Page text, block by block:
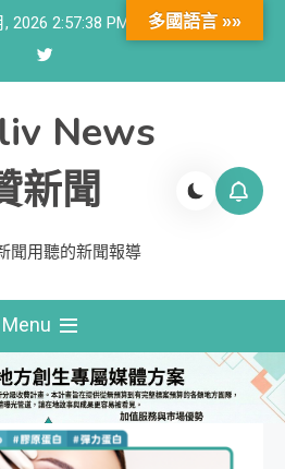
, 2026 2:57:39 PM
News
新聞
聞用聽的新聞報導
Menu
多國語言 »»